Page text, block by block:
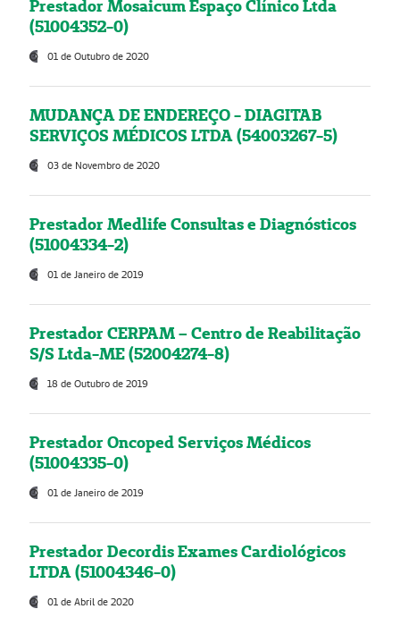
Prestador Mosaicum Espaço Clínico Ltda
(51004352-0)
01 de Outubro de 2020
MUDANÇA DE ENDEREÇO - DIAGITAB
SERVIÇOS MÉDICOS LTDA (54003267-5)
03 de Novembro de 2020
Prestador Medlife Consultas e Diagnósticos
(51004334-2)
01 de Janeiro de 2019
Prestador CERPAM – Centro de Reabilitação
S/S Ltda-ME (52004274-8)
18 de Outubro de 2019
Prestador Oncoped Serviços Médicos
(51004335-0)
01 de Janeiro de 2019
Prestador Decordis Exames Cardiológicos
LTDA (51004346-0)
01 de Abril de 2020